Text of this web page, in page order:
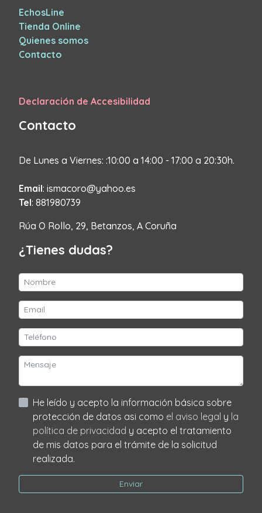
EchosLine
Tienda Online
Quienes somos
Contacto
Declaración de Accesibilidad
Contacto
De Lunes a Viernes: :10:00 a 14:00 - 17:00 a 20:30h.
Email: ismacoro@yahoo.es
Tel: 881980739
Rúa O Rollo, 29, Betanzos, A Coruña
¿Tienes dudas?
He leído y acepto la información básica sobre
protección de datos asi como el aviso legal y la
política de privacidad y acepto el tratamiento
de mis datos para el trámite de la solicitud
realizada.
Enviar